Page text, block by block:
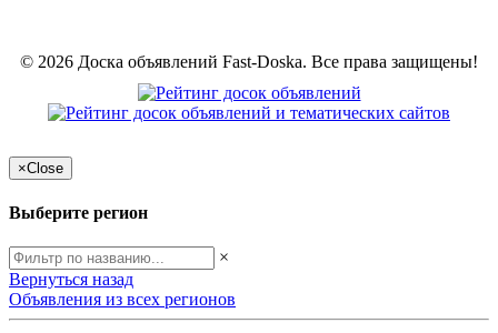
© 2026 Доска объявлений Fast-Doska. Все права защищены!
×Close
Выберите регион
×
Вернуться назад
Объявления из всех регионов